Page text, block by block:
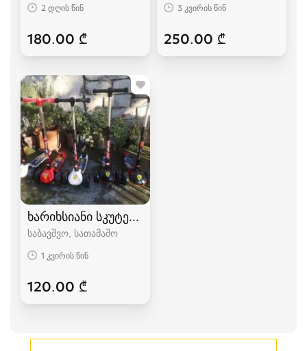
2 დღის წინ
180.00 ₾
3 კვირის წინ
250.00 ₾
ხარიხსიანი სკუტერი Ferrari (სამაკატი)
საბავშვო, სათამაშო
1 კვირის წინ
120.00 ₾